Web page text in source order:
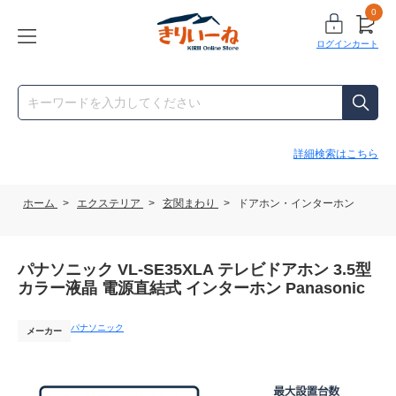
ログイン
0
カート
詳細検索はこちら
ホーム > エクステリア > 玄関まわり > ドアホン・インターホン
パナソニック VL-SE35XLA テレビドアホン 3.5型
カラー液晶 電源直結式 インターホン Panasonic
メーカー パナソニック